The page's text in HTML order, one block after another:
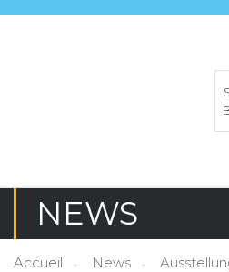
NEWS
Accueil News